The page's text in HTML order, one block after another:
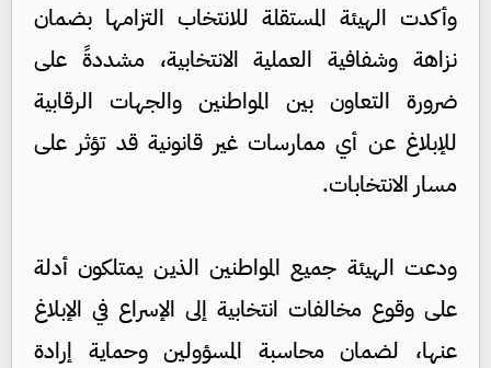
وأكدت الهيئة المستقلة للانتخاب التزامها بضمان
نزاهة وشفافية العملية الانتخابية، مشددةً على
ضرورة التعاون بين المواطنين والجهات الرقابية
للإبلاغ عن أي ممارسات غير قانونية قد تؤثر على
مسار الانتخابات.
ودعت الهيئة جميع المواطنين الذين يمتلكون أدلة
على وقوع مخالفات انتخابية إلى الإسراع في الإبلاغ
عنها، لضمان محاسبة المسؤولين وحماية إرادة